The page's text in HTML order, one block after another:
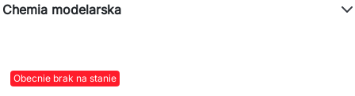
Chemia modelarska
Obecnie brak na stanie